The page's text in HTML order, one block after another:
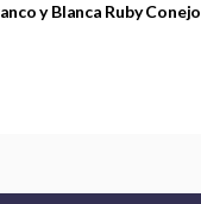
y Blanca Ruby Conejo